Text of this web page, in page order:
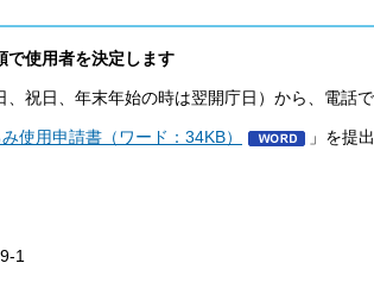
で使用者を決定します
祝日、年末年始の時は翌開庁日）から、電話
使用申請書（ワード：34KB） 」を提
1